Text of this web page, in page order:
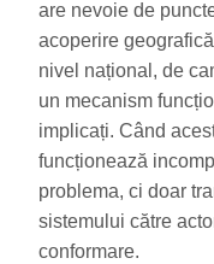
are nevoie de
acoperire
nivel național, de
un mecanism
implicați. Când
funcționează
problema, ci doar
sistemului către
conformare.